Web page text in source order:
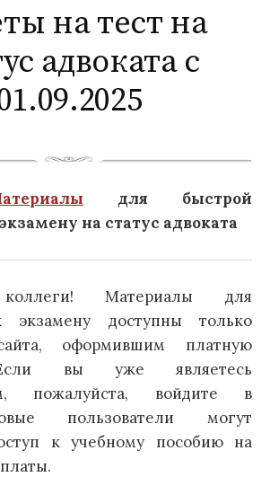
на тест на
адвоката с
для быстрой
на статус адвоката
Материалы для
экзамену доступны только
оформившим платную
вы уже являетесь
пожалуйста, войдите в
пользователи могут
к учебному пособию на